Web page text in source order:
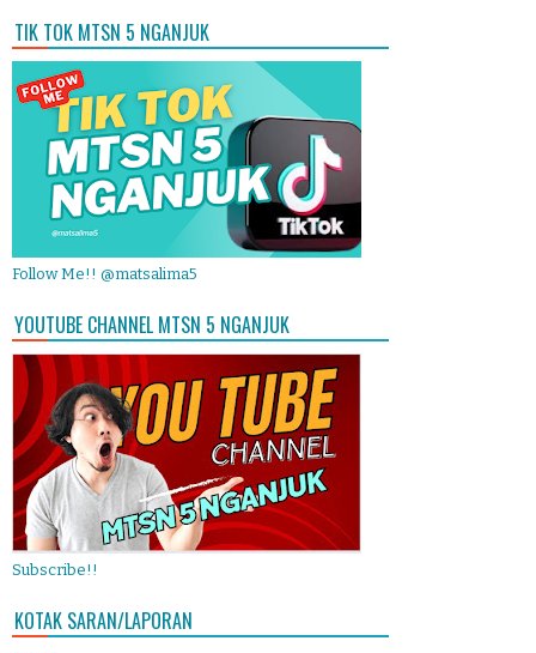
TIK TOK MTSN 5 NGANJUK
Follow Me!! @matsalima5
YOUTUBE CHANNEL MTSN 5 NGANJUK
Subscribe!!
KOTAK SARAN/LAPORAN